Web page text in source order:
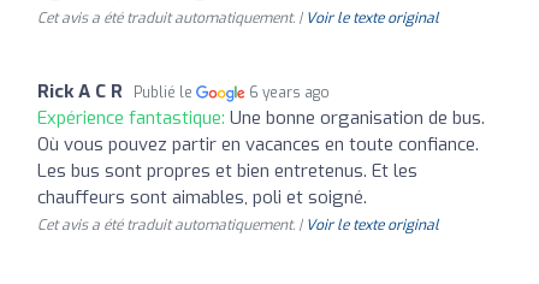
Cet avis a été traduit automatiquement. | Voir le texte original
Rick A C R Publié le 6 years ago
Expérience fantastique: Une bonne organisation de bus.
Où vous pouvez partir en vacances en toute confiance.
Les bus sont propres et bien entretenus. Et les
chauffeurs sont aimables, poli et soigné.
Cet avis a été traduit automatiquement. | Voir le texte original